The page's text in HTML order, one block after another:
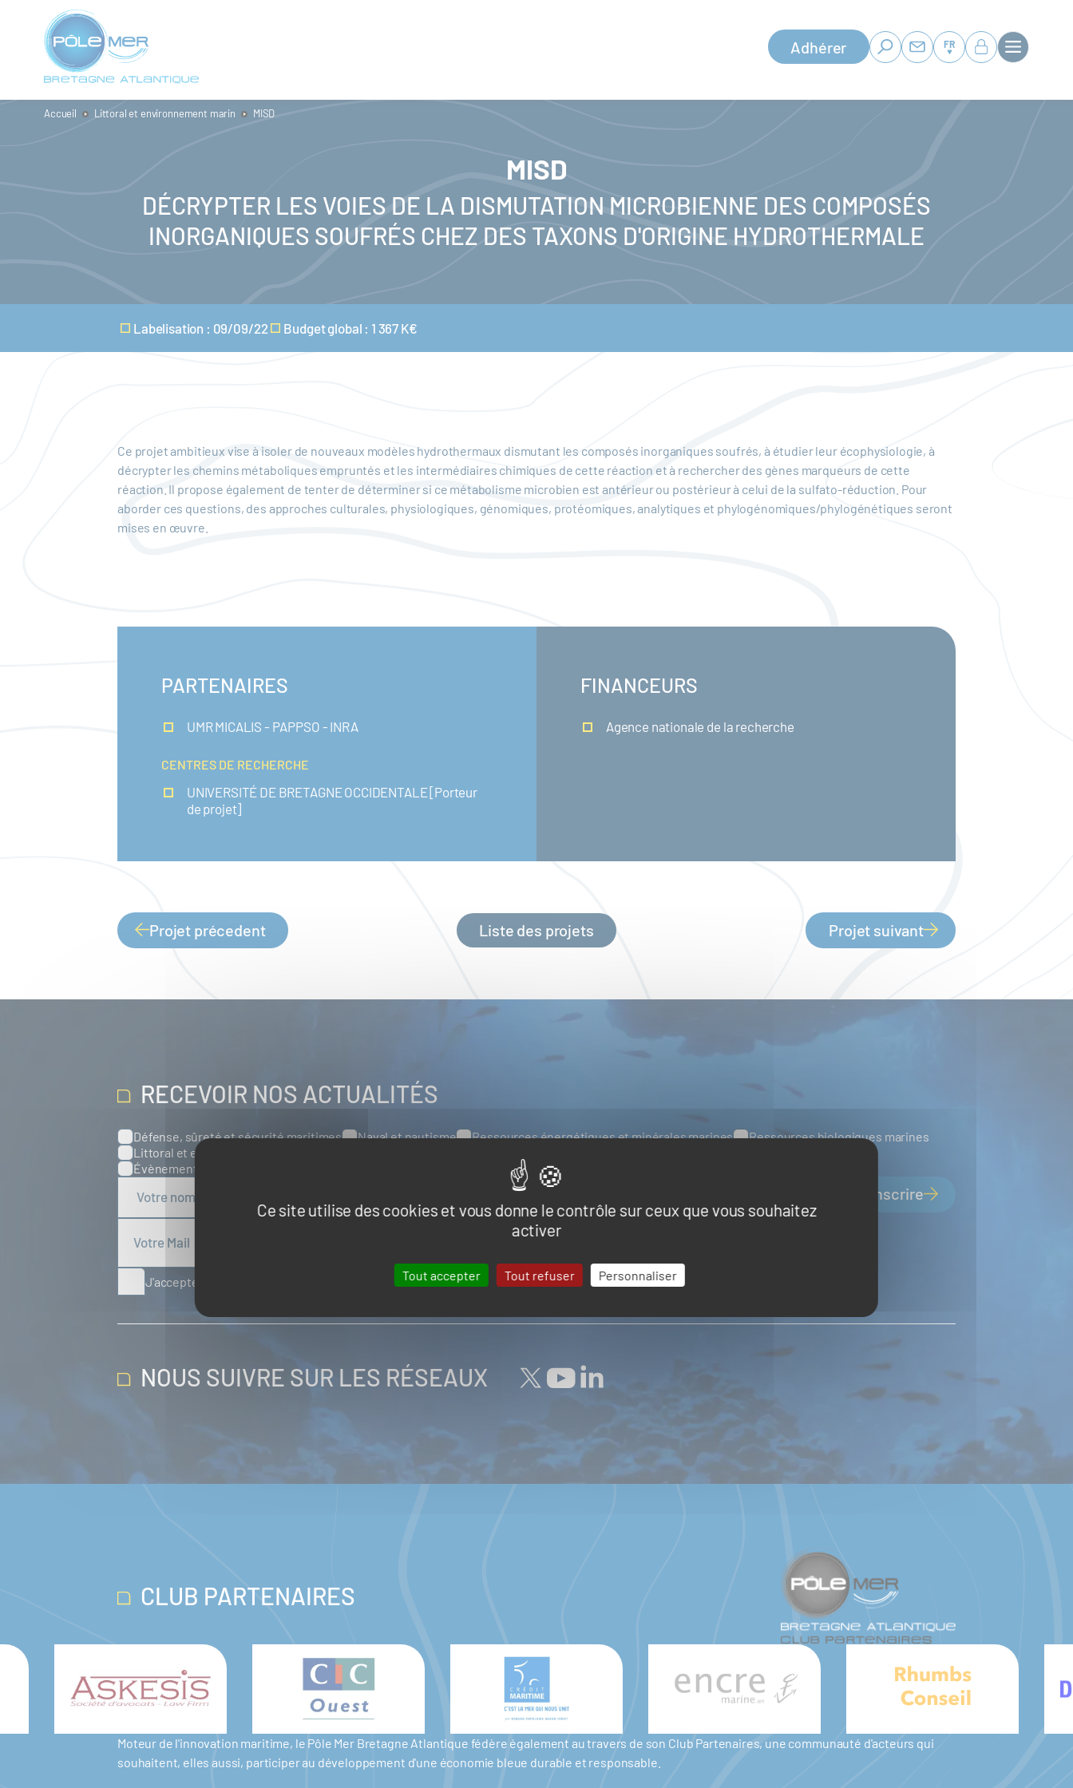
Panneau de gestion des cookies
Ce site utilise des cookies et vous donne le contrôle sur ceux que vous souhaitez
activer
Tout accepter Tout refuser Personnaliser
contenu
Adhérer FR
Accueil Littoral et environnement marin MISD
MISD
DÉCRYPTER LES VOIES DE LA DISMUTATION MICROBIENNE DES COMPOSÉS
INORGANIQUES SOUFRÉS CHEZ DES TAXONS D'ORIGINE HYDROTHERMALE
Labelisation : 09/09/22 Budget global : 1 367 K€
Ce projet ambitieux vise à isoler de nouveaux modèles hydrothermaux dismutant les composés inorganiques soufrés, à étudier leur écophysiologie, à
décrypter les chemins métaboliques empruntés et les intermédiaires chimiques de cette réaction et à rechercher des gènes marqueurs de cette
réaction. Il propose également de tenter de déterminer si ce métabolisme microbien est antérieur ou postérieur à celui de la sulfato-réduction. Pour
aborder ces questions, des approches culturales, physiologiques, génomiques, protéomiques, analytiques et phylogénomiques/phylogénétiques seront
mises en œuvre.
PARTENAIRES
UMR MICALIS - PAPPSO - INRA
CENTRES DE RECHERCHE
UNIVERSITÉ DE BRETAGNE OCCIDENTALE [Porteur
de projet]
FINANCEURS
Agence nationale de la recherche
PAGINATION
Projet précedent Liste des projets Projet suivant
RECEVOIR NOS ACTUALITÉS
Catégories
Défense, sûreté et sécurité maritimes Naval et nautisme Ressources énergétiques et minérales marines
Ressources biologiques marines
Littoral et environnement marins
Évènements
S'inscrire
J'accepte de recevoir des articles d'actualité de la part du Pôle Mer Bretagne Atlantique
NOUS SUIVRE SUR LES RÉSEAUX
CLUB PARTENAIRES
Moteur de l'innovation maritime, le Pôle Mer Bretagne Atlantique fédère également au travers de son Club Partenaires, une communauté d'acteurs qui
souhaitent, elles aussi, participer au développement d'une économie bleue durable et responsable.